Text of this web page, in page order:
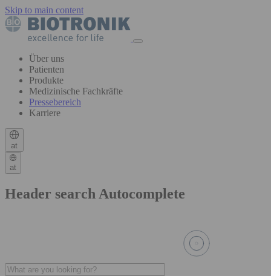
Skip to main content
Über uns
Patienten
Produkte
Medizinische Fachkräfte
Pressebereich
Karriere
at
at
Header search Autocomplete